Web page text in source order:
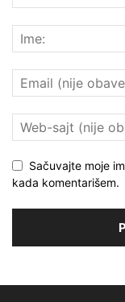
Sačuvajte moje
kada komentarišem.